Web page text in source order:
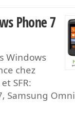
Phone 7
Windows
chez
SFR:
Samsung